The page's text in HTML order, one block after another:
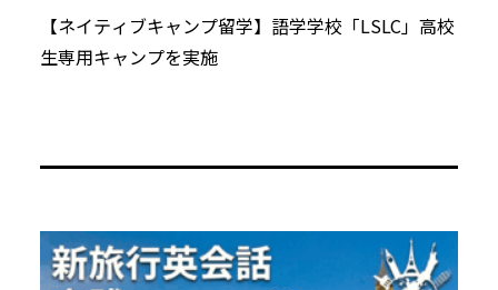
【ネイティブキャンプ留学】語学学校「LSLC」高校
生専用キャンプを実施